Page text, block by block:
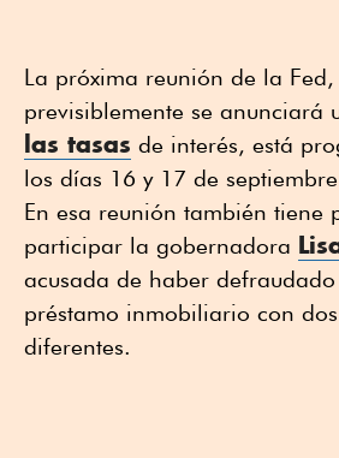
La próxima reunión de la
previsiblemente se anunciará
las tasas de interés, está
los días 16 y 17 de
En esa reunión también tiene
participar la gobernadora
acusada de haber
préstamo inmobiliario con
diferentes.